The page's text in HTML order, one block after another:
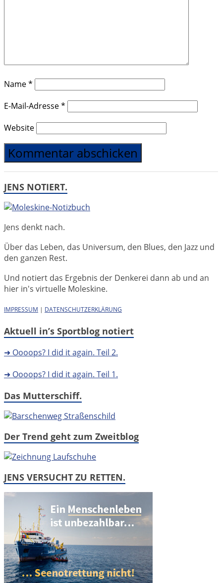
Name*
E-Mail-Adresse*
Website
JENS NOTIERT.
Jens denkt nach.
Über das Leben, das Universum, den Blues, den Jazz und
den ganzen Rest.
Und notiert das Ergebnis der Denkerei dann ab und an
hier in's virtuelle Moleskine.
IMPRESSUM | DATENSCHUTZERKLÄRUNG
Aktuell in’s Sportblog notiert
➜ Oooops? I did it again. Teil 2.
➜ Oooops? I did it again. Teil 1.
Das Mutterschiff.
Der Trend geht zum Zweitblog
JENS VERSUCHT ZU RETTEN.